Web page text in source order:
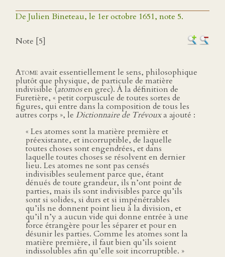
De Julien Bineteau, le 1er octobre 1651, note 5.
Note [5]
Atome avait essentiellement le sens, philosophique
plutôt que physique, de particule de matière
indivisible (atomosen grec). À la définition de
Furetière, « petit corpuscule de toutes sortes de
figures, qui entre dans la composition de tous les
autres corps », le Dictionnaire de Trévouxa ajouté :
« Les atomes sont la matière première et
préexistante, et incorruptible, de laquelle
toutes choses sont engendrées, et dans
laquelle toutes choses se résolvent en dernier
lieu. Les atomes ne sont pas censés
indivisibles seulement parce que, étant
dénués de toute grandeur, ils n’ont point de
parties, mais ils sont indivisibles parce qu’ils
sont si solides, si durs et si impénétrables
qu’ils ne donnent point lieu à la division, et
qu’il n’y a aucun vide qui donne entrée à une
force étrangère pour les séparer et pour en
désunir les parties. Comme les atomes sont la
matière première, il faut bien qu’ils soient
indissolubles afin qu’elle soit incorruptible. »